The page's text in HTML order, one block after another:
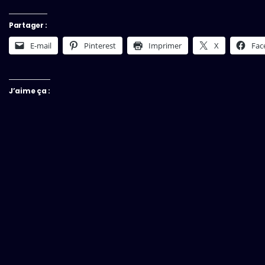
Partager :
E-mail Pinterest Imprimer X
J’aime ça :